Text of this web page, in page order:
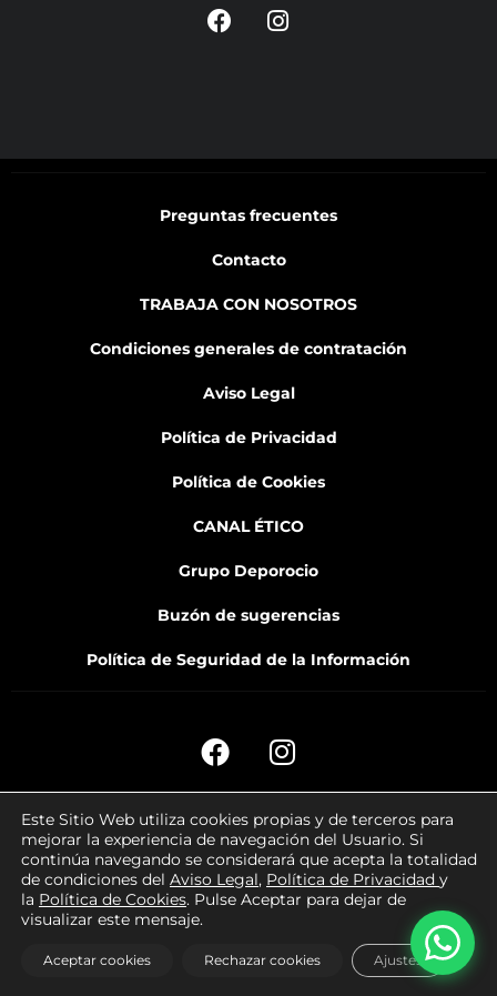
Preguntas frecuentes
Contacto
TRABAJA CON NOSOTROS
Condiciones generales de contratación
Aviso Legal
Política de Privacidad
Política de Cookies
CANAL ÉTICO
Grupo Deporocio
Buzón de sugerencias
Política de Seguridad de la Información
Copyright OKEYMAS © 2026
Este Sitio Web utiliza cookies propias y de terceros para
mejorar la experiencia de navegación del Usuario. Si
continúa navegando se considerará que acepta la totalidad
de condiciones del Aviso Legal, Política de Privacidad y
la Política de Cookies. Pulse Aceptar para dejar de
visualizar este mensaje.
Aceptar cookies Rechazar cookies Ajustes